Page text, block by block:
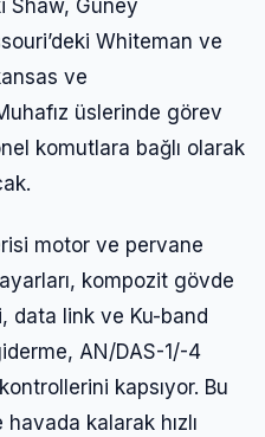
Shaw, Güney
Whiteman ve
ve
üslerinde görev
komutlara bağlı olarak
motor ve pervane
kompozit gövde
data link ve Ku-band
AN/DAS-1/-4
kapsıyor. Bu
kalarak hızlı